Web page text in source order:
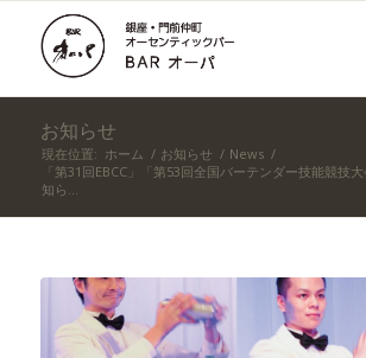
お知らせ
現在位置: ホーム / お知らせ / News /
「第31回EBCC」「第53回全国バーテンダー技能競技
知ら...